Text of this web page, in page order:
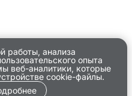
работы, анализа
опыта
веб-аналитики, которые
cookie-файлы.